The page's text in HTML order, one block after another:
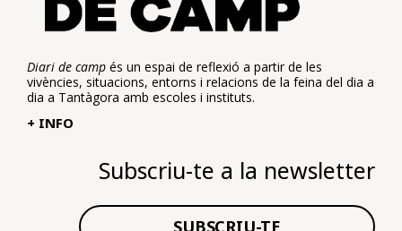
Diari de camp és un espai de reflexió a partir de les
vivències, situacions, entorns i relacions de la feina del dia a
dia a Tantàgora amb escoles i instituts.
+ INFO
Subscriu-te a la newsletter
SUBSCRIU-TE